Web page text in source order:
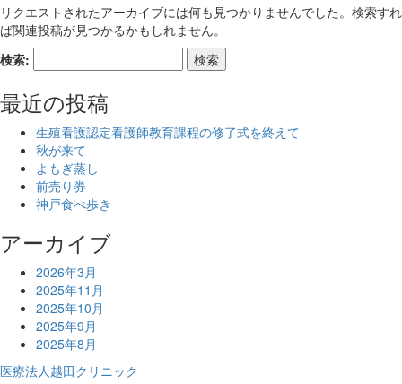
リクエストされたアーカイブには何も見つかりませんでした。検索すれ
ば関連投稿が見つかるかもしれません。
検索:
最近の投稿
生殖看護認定看護師教育課程の修了式を終えて
秋が来て
よもぎ蒸し
前売り券
神戸食べ歩き
アーカイブ
2026年3月
2025年11月
2025年10月
2025年9月
2025年8月
医療法人越田クリニック